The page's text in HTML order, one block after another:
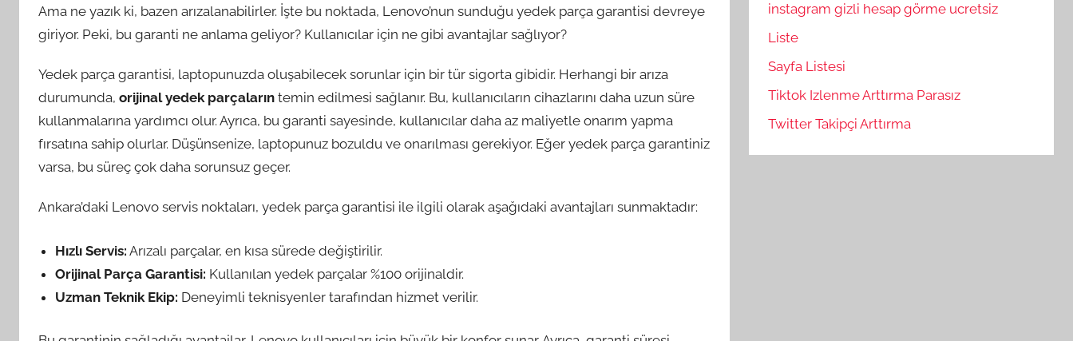
Ama ne yazık ki, bazen arızalanabilirler. İşte bu noktada, Lenovo’nun sunduğu yedek parça garantisi devreye
giriyor. Peki, bu garanti ne anlama geliyor? Kullanıcılar için ne gibi avantajlar sağlıyor?
Yedek parça garantisi, laptopunuzda oluşabilecek sorunlar için bir tür sigorta gibidir. Herhangi bir arıza
durumunda, orijinal yedek parçaların temin edilmesi sağlanır. Bu, kullanıcıların cihazlarını daha uzun süre
kullanmalarına yardımcı olur. Ayrıca, bu garanti sayesinde, kullanıcılar daha az maliyetle onarım yapma
fırsatına sahip olurlar. Düşünsenize, laptopunuz bozuldu ve onarılması gerekiyor. Eğer yedek parça garantiniz
varsa, bu süreç çok daha sorunsuz geçer.
Ankara’daki Lenovo servis noktaları, yedek parça garantisi ile ilgili olarak aşağıdaki avantajları sunmaktadır:
Hızlı Servis: Arızalı parçalar, en kısa sürede değiştirilir.
Orijinal Parça Garantisi: Kullanılan yedek parçalar %100 orijinaldir.
Uzman Teknik Ekip: Deneyimli teknisyenler tarafından hizmet verilir.
instagram gizli hesap görme ucretsiz
Liste
Sayfa Listesi
Tiktok Izlenme Arttırma Parasız
Twitter Takipçi Arttırma